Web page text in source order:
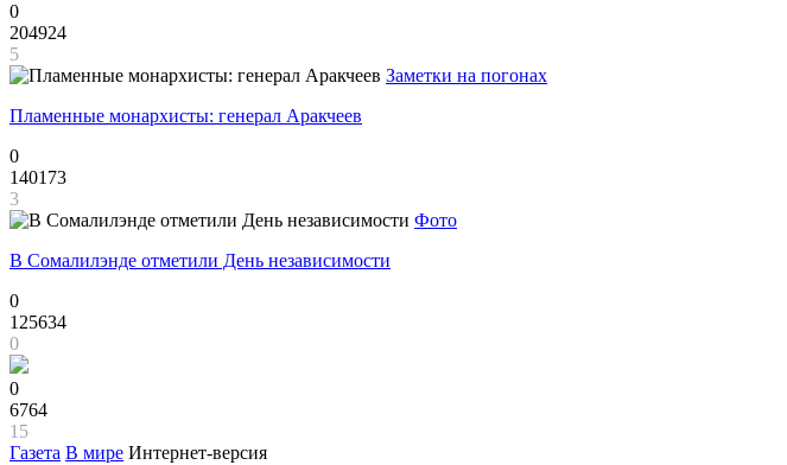
0
204924
5
Заметки на погонах
Пламенные монархисты: генерал Аракчеев
0
140173
3
Фото
В Сомалилэнде отметили День независимости
0
125634
0
0
6764
15
Газета В мире Интернет-версия